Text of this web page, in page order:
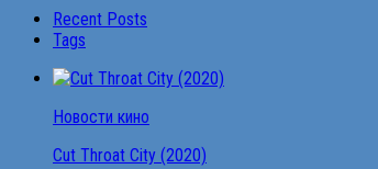
Recent Posts
Tags
Новости кино
Cut Throat City (2020)